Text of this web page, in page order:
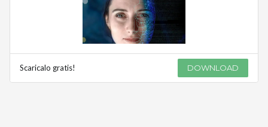
Scaricalo gratis! DOWNLOAD